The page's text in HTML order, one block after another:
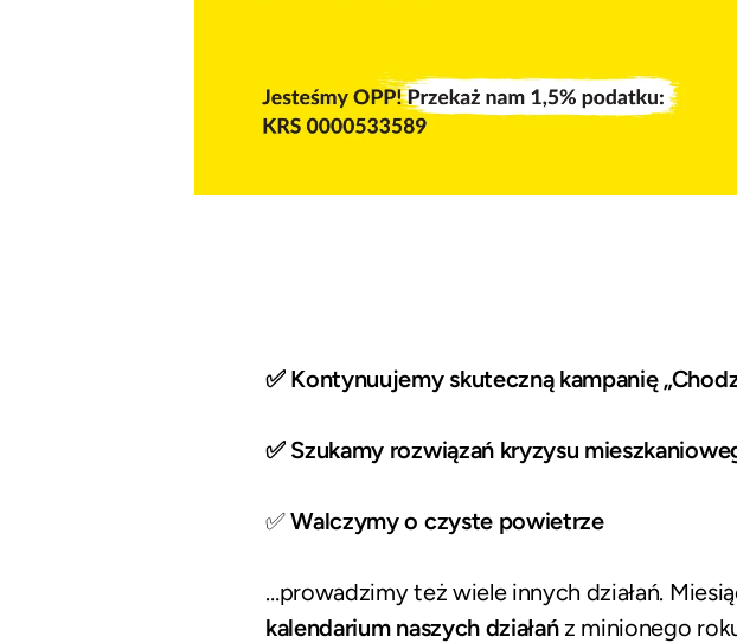
✅ Kontynuujemy skuteczną kampanię
✅ Szukamy rozwiązań kryzysu
✅Walczymy o czyste powietrze
…prowadzimy też wiele innych działań.
kalendarium naszych działańz minionego